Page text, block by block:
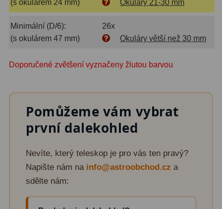
Turistické24
ornitologie18
Dárkové1
Binokulární dalekohledy 279
Astronomické44
Lovecké a turistické
Námořní11
(s okulárem 24 mm)
Okuláry 21-30 mm
Minimální (D/6):
26x
(s okulárem 47 mm)
Okuláry větší než 30 mm
Doporučené zvětšení vyznačeny žlutou barvou
Pomůžeme vám vybrat
první dalekohled
Nevíte, který teleskop je pro vás ten pravý?
Napište nám na info@astroobchod.cz a
sdělte nám: